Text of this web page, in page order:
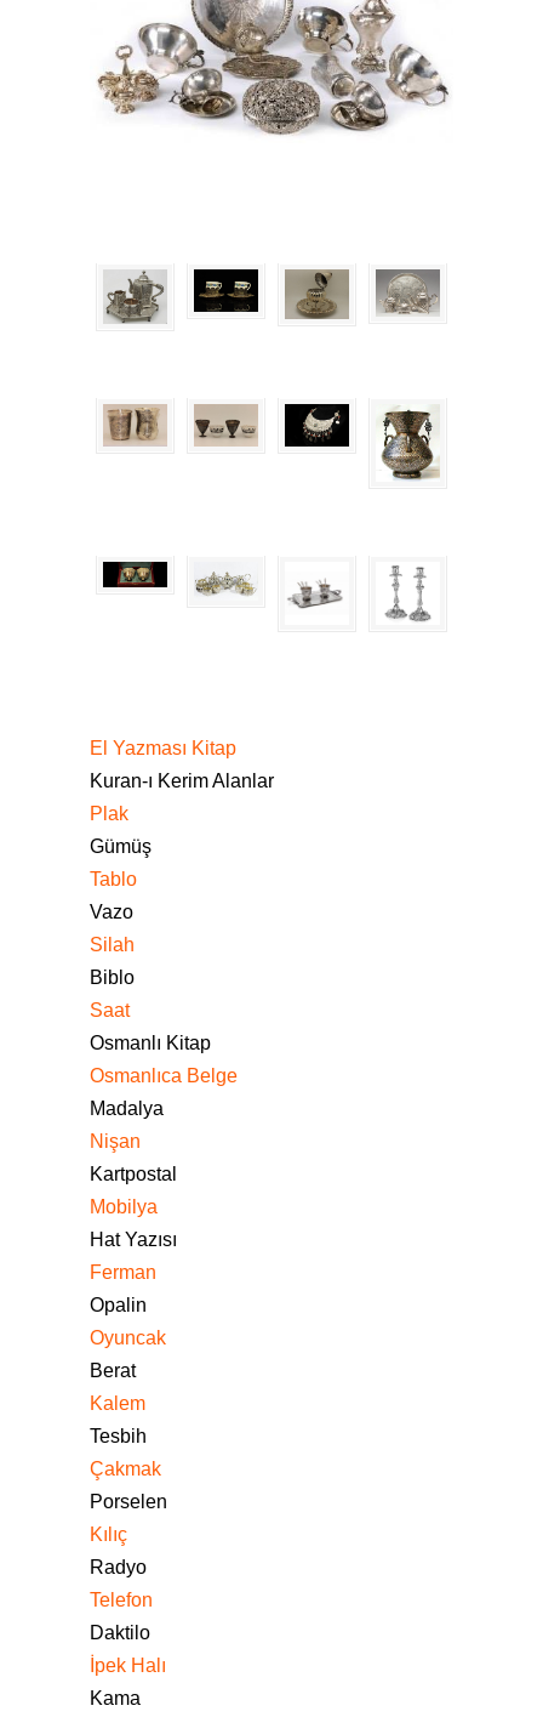
El Yazması Kitap
Kuran-ı Kerim Alanlar
Plak
Gümüş
Tablo
Vazo
Silah
Biblo
Saat
Osmanlı Kitap
Osmanlıca Belge
Madalya
Nişan
Kartpostal
Mobilya
Hat Yazısı
Ferman
Opalin
Oyuncak
Berat
Kalem
Tesbih
Çakmak
Porselen
Kılıç
Radyo
Telefon
Daktilo
İpek Halı
Kama